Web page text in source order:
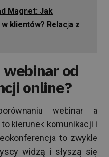
Magnet: Jak
klientów? Relacja z
webinar od
online?
webinar a
kierunek komunikacji i
to zwykle
widzą i słyszą się